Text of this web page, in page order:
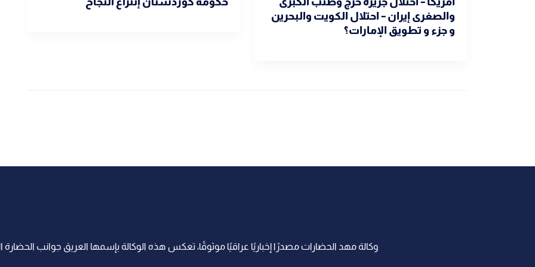
والصغرى إيران – احتلال الكويت والبحرين
و جزء و تطويق الإمارات؟
وكالة مهد الحضارات مصدرًا إخباريًا عراقيًا موثوقًا، تعكس هذه الوكالة بإسمها العريق جوانب الحضارة